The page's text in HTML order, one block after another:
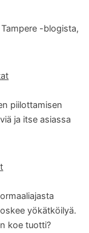
-blogista,
piilottamisen
ja itse asiassa
yökätköilyä.
koe tuotti?